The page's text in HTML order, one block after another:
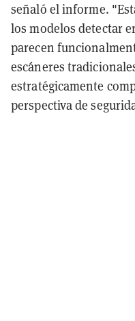
señaló el informe.
los modelos detectar
parecen
escáneres
estratégicamente
perspectiva de